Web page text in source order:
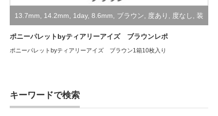
13.7mm 14.2mm 1day, 8.6mm ブラウン 度あり 度なし 装
着レポ
ポニーパレットbyティアリーアイズ ブラウンレポ
ポニーパレットbyティアリーアイズ ブラウン1箱10枚入り
キーワードで検索